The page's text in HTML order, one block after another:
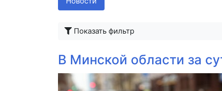
Показать фильтр
В Минской области за